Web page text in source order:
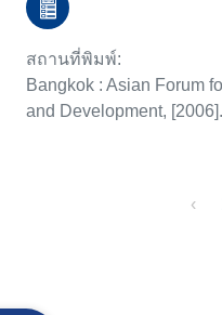
สถานที่พิมพ์:
Bangkok : Asian Forum
and Development, [2006].
‹